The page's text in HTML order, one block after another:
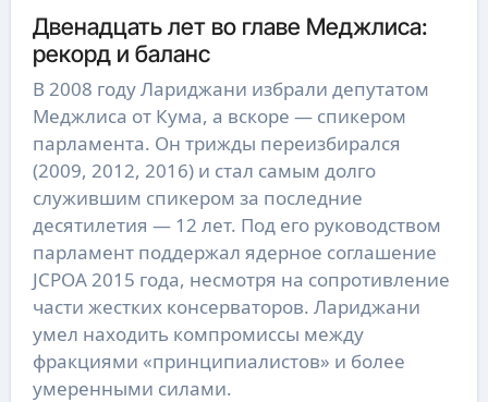
Двенадцать лет во главе Меджлиса:
рекорд и баланс
В 2008 году Лариджани избрали депутатом
Меджлиса от Кума, а вскоре — спикером
парламента. Он трижды переизбирался
(2009, 2012, 2016) и стал самым долго
служившим спикером за последние
десятилетия — 12 лет. Под его руководством
парламент поддержал ядерное соглашение
JCPOA 2015 года, несмотря на сопротивление
части жестких консерваторов. Лариджани
умел находить компромиссы между
фракциями «принципиалистов» и более
умеренными силами.